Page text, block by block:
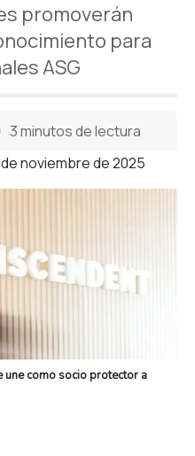
promoverán
para
ASG
noviembre de 2025
3 minutos de lectura
une como socio protector a